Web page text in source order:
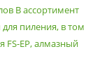
В ассортимент
пиления, в том
FS-EP, алмазный